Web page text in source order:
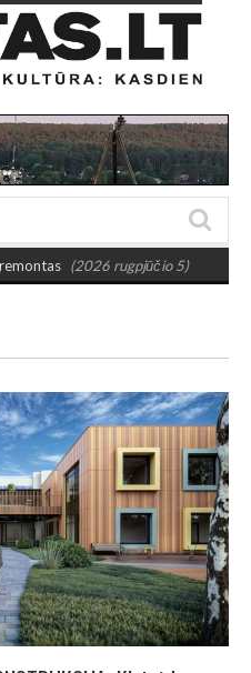
5) NAUJA LAUKO